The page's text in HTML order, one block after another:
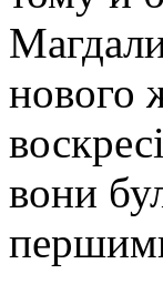
нового
вони